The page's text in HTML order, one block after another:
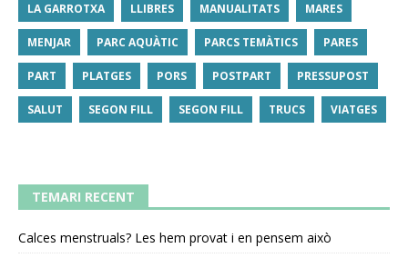
LA GARROTXA LLIBRES MANUALITATS MARES
MENJAR PARC AQUÀTIC PARCS TEMÀTICS PARES
PART PLATGES PORS POSTPART PRESSUPOST
SALUT SEGON FILL SEGON FILL TRUCS VIATGES
TEMARI RECENT
Calces menstruals? Les hem provat i en pensem això